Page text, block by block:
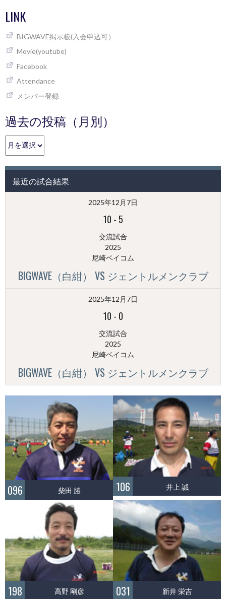
LINK
BIGWAVE掲示板(入会申込可）
Movie(youtube)
Facebook
Attendance
メンバー登録
過去の投稿（月別）
過
去
投
（月
最近の試合結果
2025年12月7日
10 - 5
交流試合
2025
尼崎ベイコム
BIGWAVE（白紺） VS ジェントルメンクラブ
2025年12月7日
10 - 0
交流試合
2025
尼崎ベイコム
BIGWAVE（白紺） VS ジェントルメンクラブ
096 柴田 勝 106 井上 誠
198 高野 剛彦 031 新井 栄吉